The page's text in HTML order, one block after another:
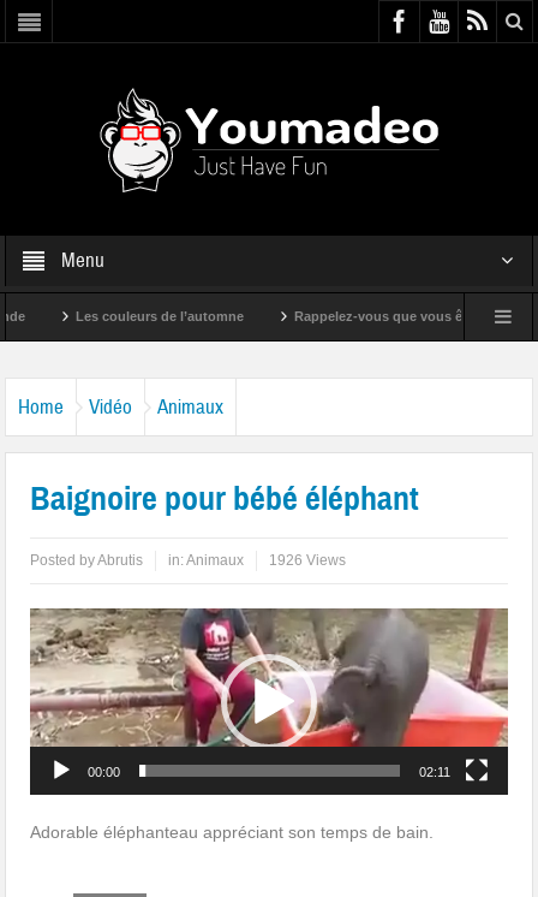
Menu
Les couleurs de l’automne Rappelez-vous que vous êtes super !
Home Vidéo Animaux
Baignoire pour bébé éléphant
Posted byAbrutis in:Animaux 1926 Views
Lecteur
vidéo
00:00 02:11
Adorable éléphanteau appréciant son temps de bain.